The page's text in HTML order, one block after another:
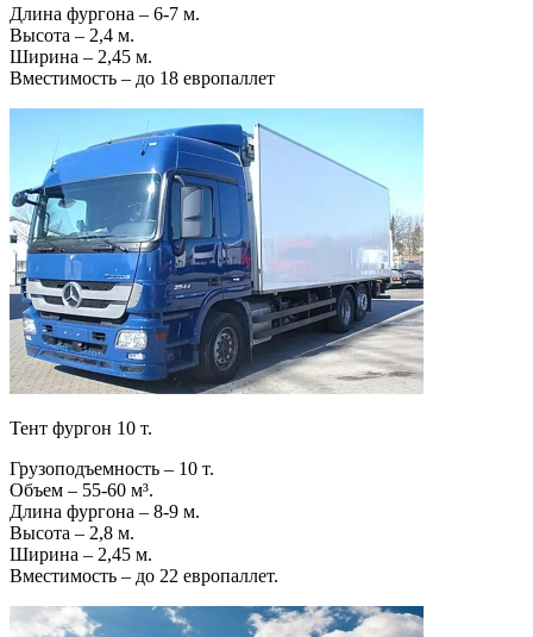
Длина фургона – 6-7 м.
Высота – 2,4 м.
Ширина – 2,45 м.
Вместимость – до 18 европаллет
Тент фургон 10 т.
Грузоподъемность – 10 т.
Объем – 55-60 м³.
Длина фургона – 8-9 м.
Высота – 2,8 м.
Ширина – 2,45 м.
Вместимость – до 22 европаллет.